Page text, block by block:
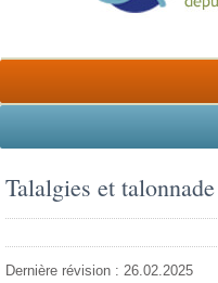
Talalgies et talonnade
Dernière révision : 26.02.2025